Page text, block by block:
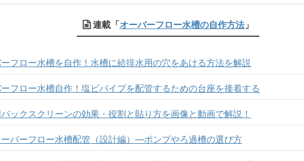
連載「オーバーフロー水槽の自作方法」
フロー水槽を自作！水槽に給排水用の穴をあける方法を解説
フロー水槽自作！塩ビパイプを配管するための台座を接着する
ックスクリーンの効果・役割と貼り方を画像と動画で解説！
ーバーフロー水槽配管（設計編）―ポンプやろ過槽の選び方